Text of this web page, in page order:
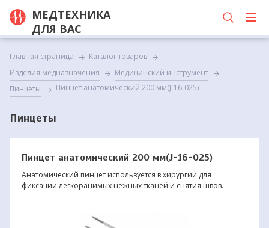
МЕДТЕХНИКА
ДЛЯ ВАС
Главная страница
Каталог товаров
Изделия медназначения
Медицинский инструмент
Пинцеты
Пинцет анатомический 200 мм(J-16-025)
Пинцеты
Пинцет анатомический 200 мм(J-16-025)
Анатомический пинцет используется в хирургии для
фиксации легкоранимых нежных тканей и снятия швов.